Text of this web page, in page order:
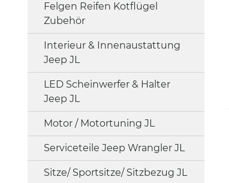
Felgen Reifen Kotflügel
Zubehör
Interieur & Innenaustattung
Jeep JL
LED Scheinwerfer & Halter
Jeep JL
Motor / Motortuning JL
Serviceteile Jeep Wrangler JL
Sitze/ Sportsitze/ Sitzbezug JL